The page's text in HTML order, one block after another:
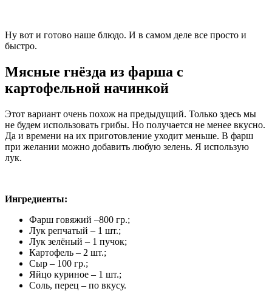
Ну вот и готово наше блюдо. И в самом деле все просто и
быстро.
Мясные гнёзда из фарша с
картофельной начинкой
Этот вариант очень похож на предыдущий. Только здесь мы
не будем использовать грибы. Но получается не менее вкусно.
Да и времени на их приготовление уходит меньше. В фарш
при желании можно добавить любую зелень. Я использую
лук.
Ингредиенты:
Фарш говяжий –800 гр.;
Лук репчатый – 1 шт.;
Лук зелёный – 1 пучок;
Картофель – 2 шт.;
Сыр – 100 гр.;
Яйцо куриное – 1 шт.;
Соль, перец – по вкусу.